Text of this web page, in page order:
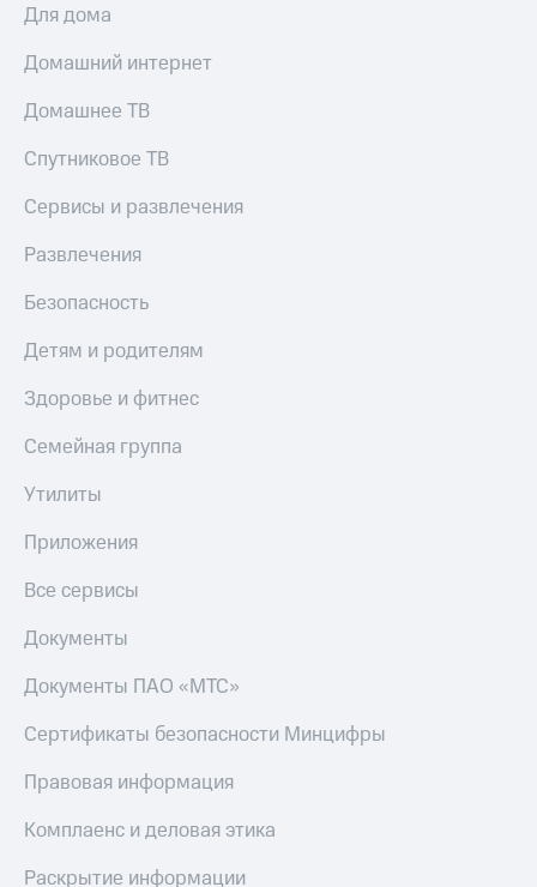
Для дома
Домашний интернет
Домашнее ТВ
Спутниковое ТВ
Сервисы и развлечения
Развлечения
Безопасность
Детям и родителям
Здоровье и фитнес
Семейная группа
Утилиты
Приложения
Все сервисы
Документы
Документы ПАО «МТС»
Сертификаты безопасности Минцифры
Правовая информация
Комплаенс и деловая этика
Раскрытие информации